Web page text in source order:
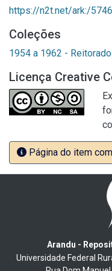
https://n2t.net/ark:/
Coleções
1954 a 1962 -
Licença Creative
Página do item
Arandu -
Universidade Federal